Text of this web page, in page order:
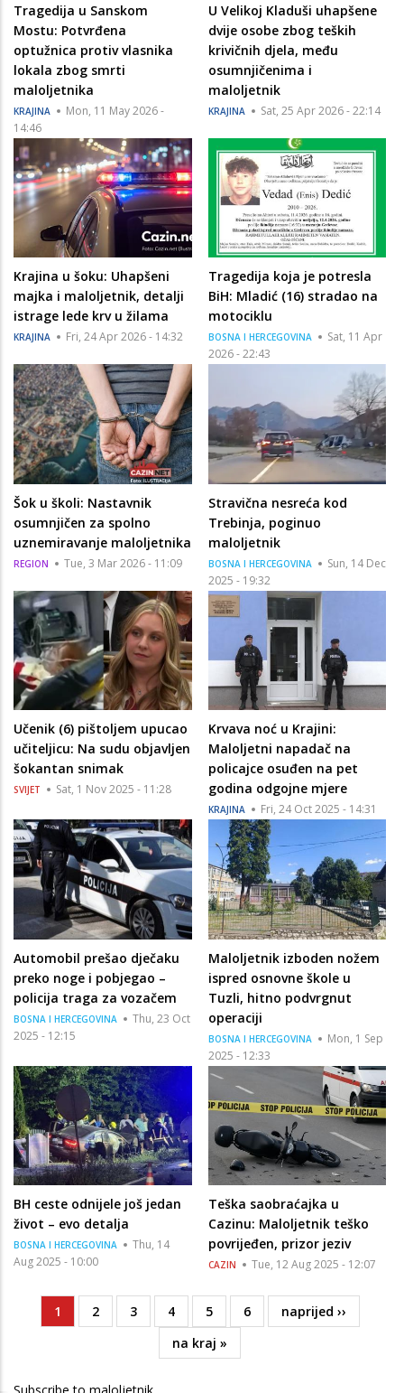
Tragedija u Sanskom
Mostu: Potvrđena
optužnica protiv vlasnika
lokala zbog smrti
maloljetnika
KRAJINA
Mon, 11 May 2026 -
14:46
U Velikoj Kladuši uhapšene
dvije osobe zbog teških
krivičnih djela, među
osumnjičenima i
maloljetnik
KRAJINA Sat, 25 Apr 2026 - 22:14
Krajina u šoku: Uhapšeni
majka i maloljetnik, detalji
istrage lede krv u žilama
KRAJINA Fri, 24 Apr 2026 - 14:32
Tragedija koja je potresla
BiH: Mladić (16) stradao na
motociklu
BOSNA I HERCEGOVINA
Sat, 11 Apr
2026 - 22:43
Šok u školi: Nastavnik
osumnjičen za spolno
uznemiravanje maloljetnika
REGION Tue, 3 Mar 2026 - 11:09
Stravična nesreća kod
Trebinja, poginuo
maloljetnik
BOSNA I HERCEGOVINA
Sun, 14 Dec
2025 - 19:32
Učenik (6) pištoljem upucao
učiteljicu: Na sudu objavljen
šokantan snimak
SVIJET Sat, 1 Nov 2025 - 11:28
Krvava noć u Krajini:
Maloljetni napadač na
policajce osuđen na pet
godina odgojne mjere
KRAJINA Fri, 24 Oct 2025 - 14:31
Automobil prešao dječaku
preko noge i pobjegao –
policija traga za vozačem
BOSNA I HERCEGOVINA
Thu, 23 Oct
2025 - 12:15
Maloljetnik izboden nožem
ispred osnovne škole u
Tuzli, hitno podvrgnut
operaciji
BOSNA I HERCEGOVINA
Mon, 1 Sep
2025 - 12:33
BH ceste odnijele još jedan
život – evo detalja
BOSNA I HERCEGOVINA
Thu, 14
Aug 2025 - 10:00
Teška saobraćajka u
Cazinu: Maloljetnik teško
povrijeđen, prizor jeziv
CAZIN Tue, 12 Aug 2025 - 12:07
Pagination
Current
page
1 Page
2 Page
3 Page
4 Page
5 Page
6
Next
page
naprijed ››
Last
page
na kraj »